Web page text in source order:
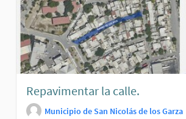
Repavimentar la calle.
Municipio de San Nicolás de los Garza